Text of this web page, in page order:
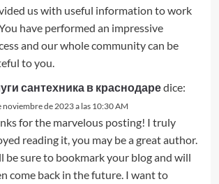
us with useful information to work
have performed an impressive
and our whole community can be
to you.
сантехника в краснодареdice:
noviembre de 2023 a las 10:30 AM
for the marvelous posting! I truly
reading it, you may be a great author.
be sure to bookmark your blog and will
come back in the future. I want to